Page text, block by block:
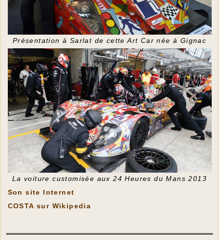
Présentation à Sarlat de cette Art Car née à Gignac
La voiture customisée aux 24 Heures du Mans 2013
Son site Internet
COSTA sur Wikipedia